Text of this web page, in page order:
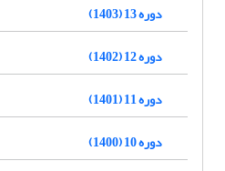
دوره 13 (1403)
دوره 12 (1402)
دوره 11 (1401)
دوره 10 (1400)